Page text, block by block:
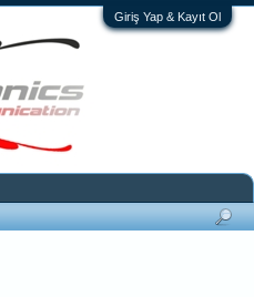
Giriş Yap & Kayıt Ol